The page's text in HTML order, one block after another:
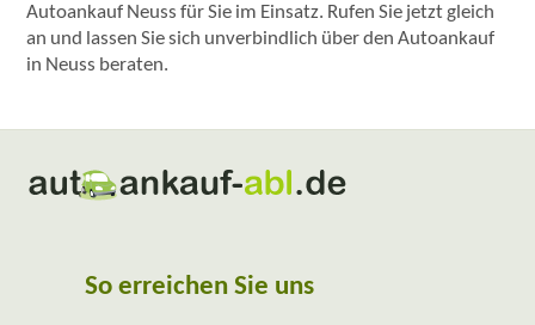
Autoankauf Neuss für Sie im Einsatz. Rufen Sie jetzt gleich
an und lassen Sie sich unverbindlich über den Autoankauf
in Neuss beraten.
So erreichen Sie uns